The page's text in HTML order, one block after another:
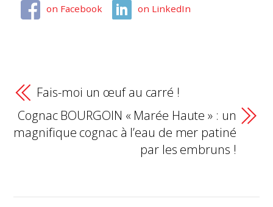
on Facebook on LinkedIn
Fais-moi un œuf au carré !
Cognac BOURGOIN « Marée Haute » : un
magnifique cognac à l’eau de mer patiné
par les embruns !